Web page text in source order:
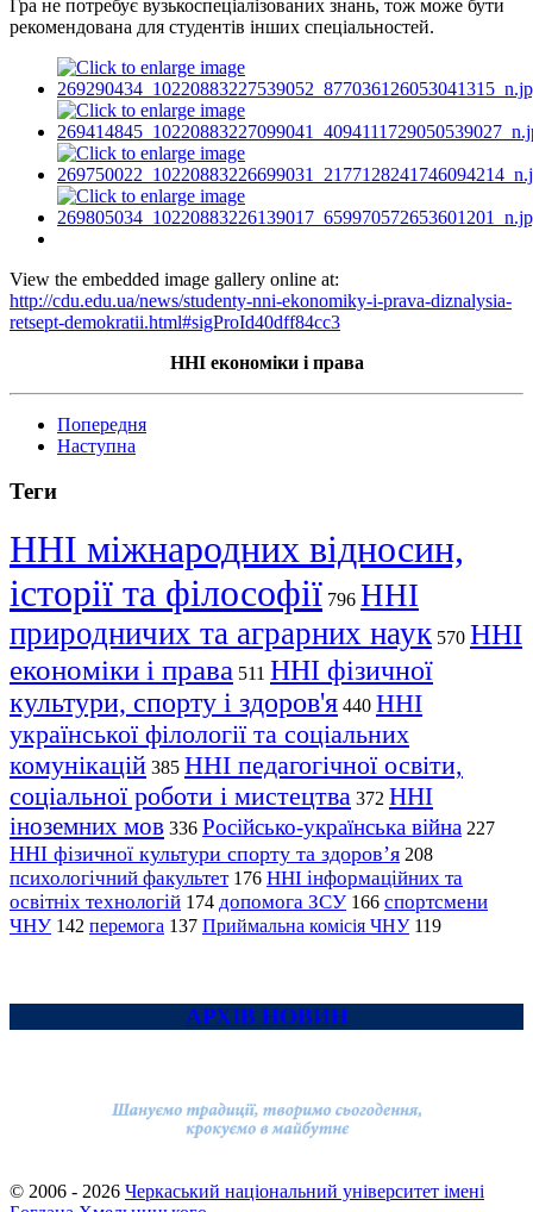
Гра не потребує вузькоспеціалізованих знань, тож може бути
рекомендована для студентів інших спеціальностей.
View the embedded image gallery online at:
http://cdu.edu.ua/news/studenty-nni-ekonomiky-i-prava-diznalysia-
retsept-demokratii.html#sigProId40dff84cc3
ННІ економіки і права
Попередня
Наступна
Теги
ННІ міжнародних відносин,
історії та філософії 796 ННІ
природничих та аграрних наук 570 ННІ
економіки і права 511 ННІ фізичної
культури, спорту і здоров'я 440 ННІ
української філології та соціальних
комунікацій 385 ННІ педагогічної освіти,
соціальної роботи і мистецтва 372 ННІ
іноземних мов 336 Російсько-українська війна 227
ННІ фізичної культури спорту та здоров’я 208
психологічний факультет 176 ННІ інформаційних та
освітніх технологій 174 допомога ЗСУ 166 спортсмени
ЧНУ 142 перемога 137 Приймальна комісія ЧНУ 119
АРХІВ НОВИН
© 2006 - 2026 Черкаський національний університет імені